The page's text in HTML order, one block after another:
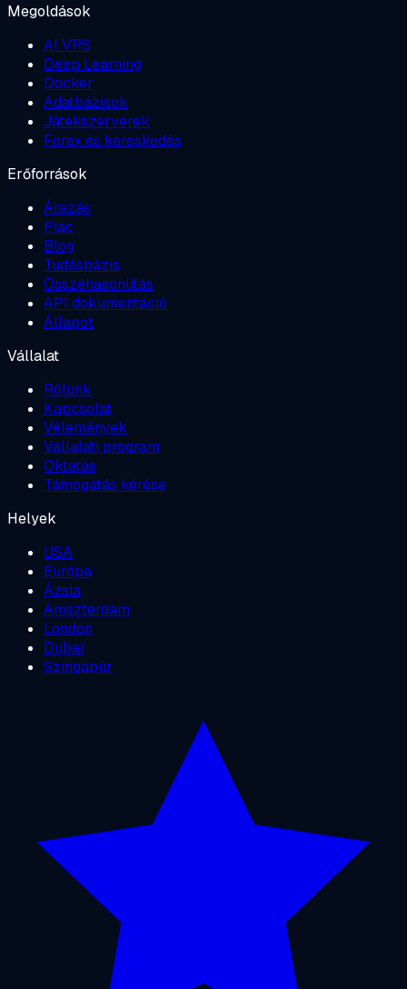
Megoldások
AI VPS
Deep Learning
Docker
Adatbázisok
Játékszerverek
Forex és kereskedés
Erőforrások
Árazás
Piac
Blog
Tudásbázis
Összehasonlítás
API dokumentáció
Állapot
Vállalat
Rólunk
Kapcsolat
Vélemények
Vállalati program
Oktatás
Támogatás kérése
Helyek
USA
Európa
Ázsia
Amszterdam
London
Dubai
Szingapúr